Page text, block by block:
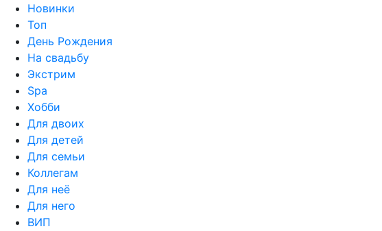
Новинки
Топ
День Рождения
На свадьбу
Экстрим
Spa
Хобби
Для двоих
Для детей
Для семьи
Коллегам
Для неё
Для него
ВИП